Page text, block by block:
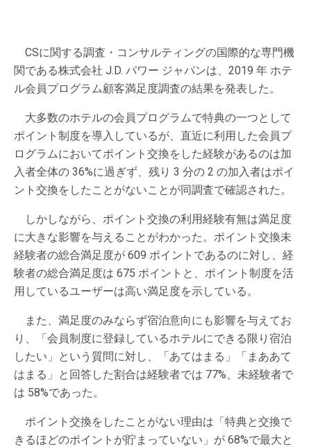
CSに関する調査・コンサルティングの国際的な専門機
関である株式会社 J.D. パワー ジャパンは、2019 年 ホテ
ル会員プログラム顧客満足度調査の結果を発表した。
大多数のホテルの会員プログラムで特典の一つとして
ポイント制度を導入しているが、直近に利用した会員プ
ログラムにおいてポイント交換をした経験があるのは加
入者全体の 36%に過ぎず、残り 3 分の 2 の加入者はポイ
ント交換をしたことがないことが同調査で確認された。
しかしながら、ポイント交換の利用経験有無は満足度
に大きな影響を与えることがわかった。ポイント交換未
経験者の総合満足度が 609 ポイントであるのに対し、経
験者の総合満足度は 675 ポイントと、ポイント制度を活
用しているユーザーは高い満足度を示している。
また、満足度のみならず宿泊意向にも影響を与えてお
り、「会員制度に登録しているホテルにできる限り宿泊
したい」という質問に対し、「あてはまる」「まああて
はまる」と回答した割合は経験者では 77%、未経験者で
は 58%であった。
ポイント交換をしたことがない理由は「特典と交換で
きるほどのポイントが貯まっていない」が 68%で最大と